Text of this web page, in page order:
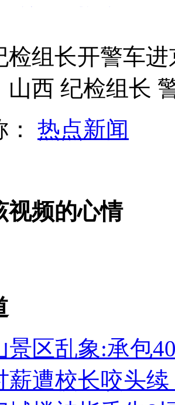
忍嘉宾挑衅 现场撕裙倒水湿身
打老人 痛下狠手拳打脚踢
全 医生回应
权政治霸凌主义
检组长开警车
山西 纪检组长
热点新闻
视频的心情
景区乱象:承包
薪遭校长咬头